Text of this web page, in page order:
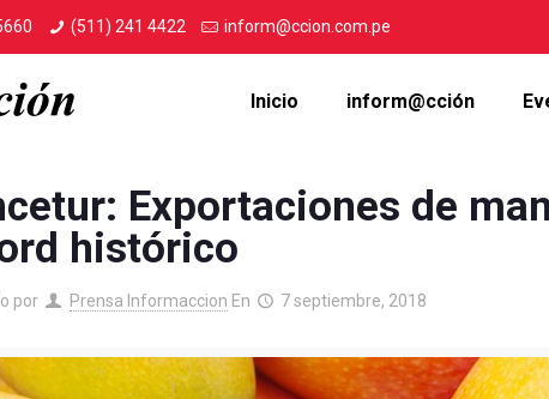
(511) 241 4422 inform@ccion.com.pe
Inicio inform@cción
Exportaciones de
histórico
por Prensa Informaccion En 7 septiembre, 2018